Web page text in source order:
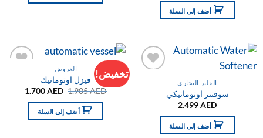
هو:
1.524 AED.
أضف إلى السلة
التفضيلات الفلتر التجاري
سوفتنر اوتوماتيكي
2.499AED
أضف إلى السلة
تخفيض! العروض
فيزل اوتوماتيك
1.905AED
السعر
هو:
1.905 AED.
1.700AED
أضف إلى السلة